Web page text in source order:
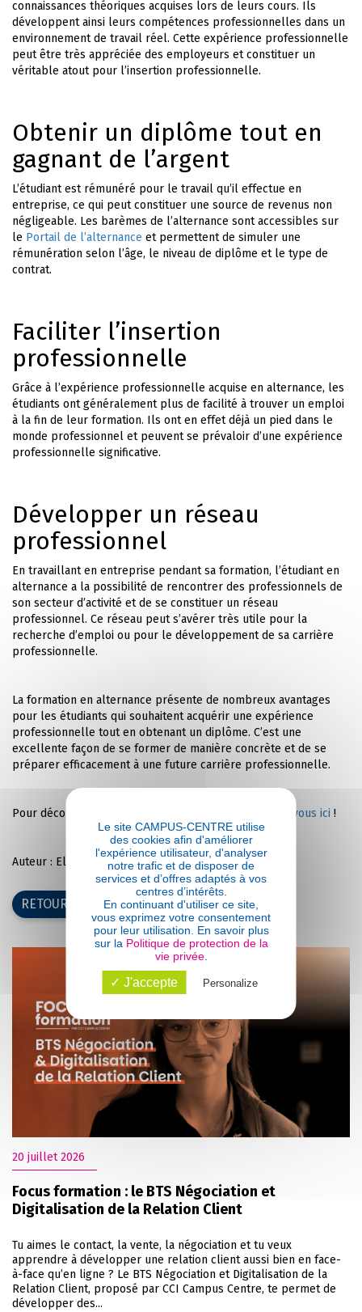
connaissances théoriques acquises lors de leurs cours. Ils
développent ainsi leurs compétences professionnelles dans un
environnement de travail réel. Cette expérience professionnelle
peut être très appréciée des employeurs et constituer un
véritable atout pour l’insertion professionnelle.
Obtenir un diplôme tout en
gagnant de l’argent
L’étudiant est rémunéré pour le travail qu’il effectue en
entreprise, ce qui peut constituer une source de revenus non
négligeable. Les barèmes de l’alternance sont accessibles sur
le Portail de l’alternance et permettent de simuler une
rémunération selon l’âge, le niveau de diplôme et le type de
contrat.
Faciliter l’insertion
professionnelle
Grâce à l’expérience professionnelle acquise en alternance, les
étudiants ont généralement plus de facilité à trouver un emploi
à la fin de leur formation. Ils ont en effet déjà un pied dans le
monde professionnel et peuvent se prévaloir d’une expérience
professionnelle significative.
Développer un réseau
professionnel
En travaillant en entreprise pendant sa formation, l’étudiant en
alternance a la possibilité de rencontrer des professionnels de
son secteur d’activité et de se constituer un réseau
professionnel. Ce réseau peut s’avérer très utile pour la
recherche d’emploi ou pour le développement de sa carrière
professionnelle.
La formation en alternance présente de nombreux avantages
pour les étudiants qui souhaitent acquérir une expérience
professionnelle tout en obtenant un diplôme. C’est une
excellente façon de se former de manière concrète et de se
préparer efficacement à une future carrière professionnelle.
Pour découvrir nos formations en alternance, rendez-vous ici !
Auteur : Eloïse Audas
RETOUR AUX ACTUALITÉS
20 juillet 2026
Focus formation : le BTS Négociation et
Digitalisation de la Relation Client
Tu aimes le contact, la vente, la négociation et tu veux
apprendre à développer une relation client aussi bien en face-
à-face qu’en ligne ? Le BTS Négociation et Digitalisation de la
Relation Client, proposé par CCI Campus Centre, te permet de
développer des...
Le site CAMPUS-CENTRE utilise
des cookies afin d'améliorer
l'expérience utilisateur, d'analyser
notre trafic et de disposer de
services et d’offres adaptés à vos
centres d’intérêts.
En continuant d'utiliser ce site,
vous exprimez votre consentement
pour leur utilisation. En savoir plus
sur la Politique de protection de la
vie privée.
✓ J'accepte Personalize